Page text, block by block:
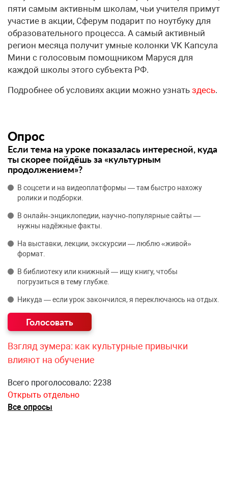
пяти самым активным школам, чьи учителя примут
участие в акции, Сферум подарит по ноутбуку для
образовательного процесса. А самый активный
регион месяца получит умные колонки VK Капсула
Мини с голосовым помощником Маруся для
каждой школы этого субъекта РФ.
Подробнее об условиях акции можно узнать здесь.
Опрос
Если тема на уроке показалась интересной, куда
ты скорее пойдёшь за «культурным
продолжением»?
В соцсети и на видеоплатформы — там быстро нахожу
ролики и подборки.
В онлайн‑энциклопедии, научно‑популярные сайты —
нужны надёжные факты.
На выставки, лекции, экскурсии — люблю «живой»
формат.
В библиотеку или книжный — ищу книгу, чтобы
погрузиться в тему глубже.
Никуда — если урок закончился, я переключаюсь на отдых.
Взгляд зумера: как культурные привычки
влияют на обучение
Всего проголосовало: 2238
Открыть отдельно
Все опросы